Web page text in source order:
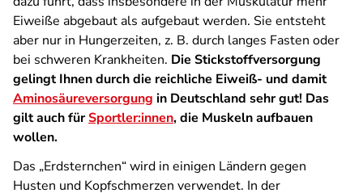
Eiweiße abgebaut als aufgebaut werden. Sie entsteht
aber nur in Hungerzeiten, z. B. durch langes Fasten oder
bei schweren Krankheiten. Die Stickstoffversorgung
gelingt Ihnen durch die reichliche Eiweiß- und damit
Aminosäureversorgung in Deutschland sehr gut! Das
gilt auch fürSportler:innen, die Muskeln aufbauen
wollen.
Das „Erdsternchen“ wird in einigen Ländern gegen
Husten und Kopfschmerzen verwendet. In der